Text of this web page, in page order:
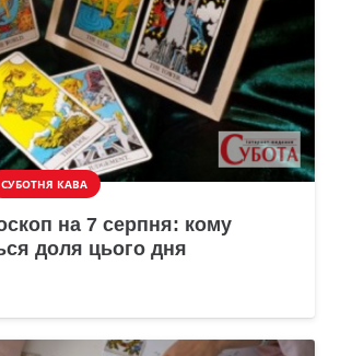
СУБОТНЯ КАВА
на 7 серпня: кому
доля цього дня